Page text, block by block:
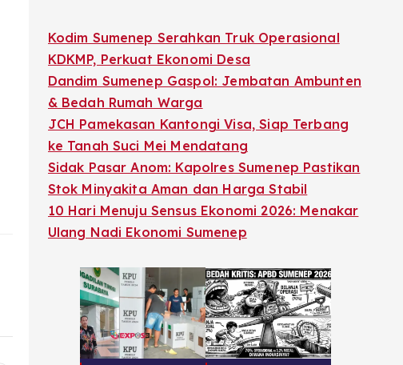
Kodim Sumenep Serahkan Truk Operasional
KDKMP, Perkuat Ekonomi Desa
Dandim Sumenep Gaspol: Jembatan Ambunten
& Bedah Rumah Warga
JCH Pamekasan Kantongi Visa, Siap Terbang
ke Tanah Suci Mei Mendatang
Sidak Pasar Anom: Kapolres Sumenep Pastikan
Stok Minyakita Aman dan Harga Stabil
10 Hari Menuju Sensus Ekonomi 2026: Menakar
Ulang Nadi Ekonomi Sumenep